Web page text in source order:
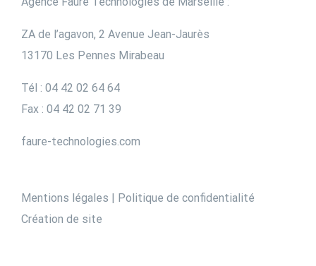
ZA de l’agavon, 2 Avenue Jean-Jaurès
13170 Les Pennes Mirabeau
Tél : 04 42 02 64 64
Fax : 04 42 02 71 39
faure-technologies.com
Mentions légales
Politique de confidentialité
Création de site